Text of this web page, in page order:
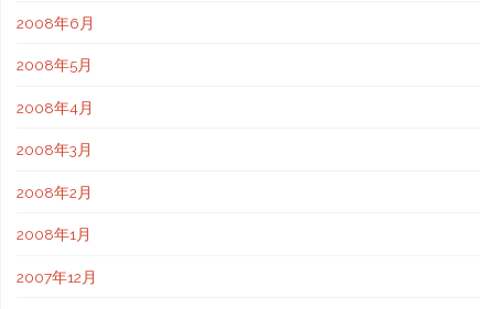
2008年6月
2008年5月
2008年4月
2008年3月
2008年2月
2008年1月
2007年12月